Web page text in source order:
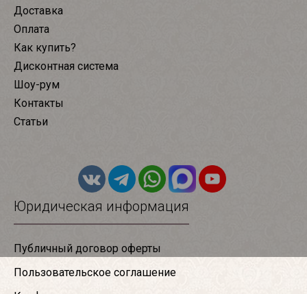
Доставка
Оплата
Как купить?
Дисконтная система
Шоу-рум
Контакты
Статьи
Юридическая информация
Публичный договор оферты
Пользовательское соглашение